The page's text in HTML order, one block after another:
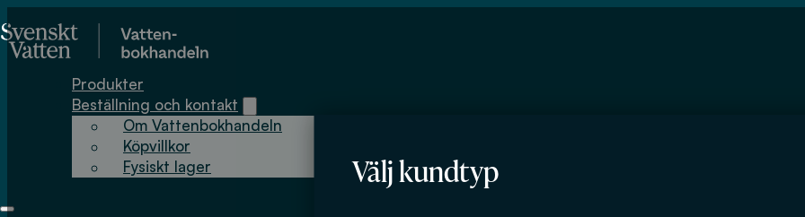
Välj kundtyp
Produkter
Beställning och kontakt
Om Vattenbokhandeln
Köpvillkor
Fysiskt lager